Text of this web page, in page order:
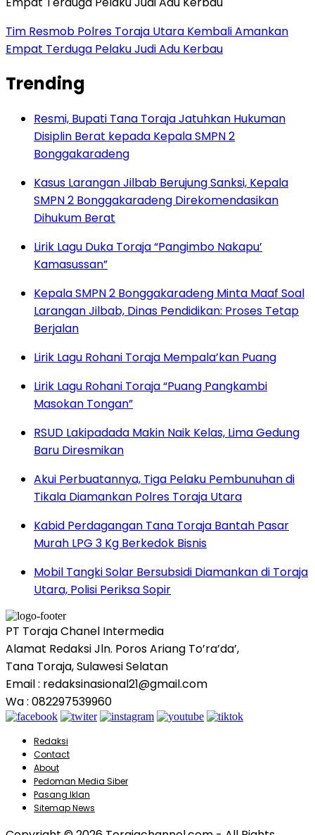
Tim Resmob Polres Toraja Utara Kembali Amankan
Empat Terduga Pelaku Judi Adu Kerbau
Trending
Resmi, Bupati Tana Toraja Jatuhkan Hukuman
Disiplin Berat kepada Kepala SMPN 2
Bonggakaradeng
Kasus Larangan Jilbab Berujung Sanksi, Kepala
SMPN 2 Bonggakaradeng Direkomendasikan
Dihukum Berat
Lirik Lagu Duka Toraja “Pangimbo Nakapu’
Kamasussan”
Kepala SMPN 2 Bonggakaradeng Minta Maaf Soal
Larangan Jilbab, Dinas Pendidikan: Proses Tetap
Berjalan
Lirik Lagu Rohani Toraja Mempala’kan Puang
Lirik Lagu Rohani Toraja “Puang Pangkambi
Masokan Tongan”
RSUD Lakipadada Makin Naik Kelas, Lima Gedung
Baru Diresmikan
Akui Perbuatannya, Tiga Pelaku Pembunuhan di
Tikala Diamankan Polres Toraja Utara
Kabid Perdagangan Tana Toraja Bantah Pasar
Murah LPG 3 Kg Berkedok Bisnis
Mobil Tangki Solar Bersubsidi Diamankan di Toraja
Utara, Polisi Periksa Sopir
PT Toraja Chanel Intermedia
Alamat Redaksi Jln. Poros Ariang To’ra’da’,
Tana Toraja, Sulawesi Selatan
Email : redaksinasional21@gmail.com
Wa : 082297539960
Redaksi
Contact
About
Pedoman Media Siber
Pasang Iklan
Sitemap News